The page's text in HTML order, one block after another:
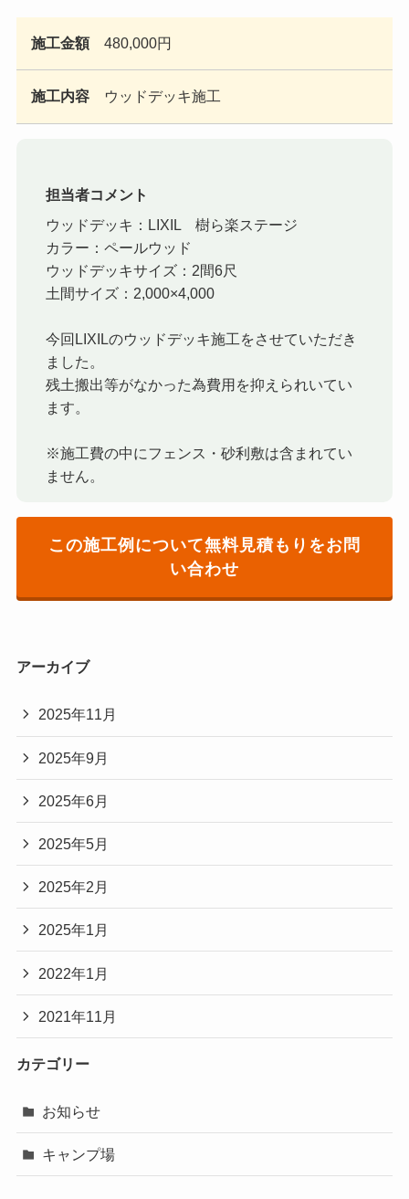
施工金額 480,000円
施工内容 ウッドデッキ施工
担当者コメント
ウッドデッキ：LIXIL 樹ら楽ステージ
カラー：ペールウッド
ウッドデッキサイズ：2間6尺
土間サイズ：2,000×4,000
今回LIXILのウッドデッキ施工をさせていただき
ました。
残土搬出等がなかった為費用を抑えられいてい
ます。
※施工費の中にフェンス・砂利敷は含まれてい
ません。
この施工例について無料見積もりをお問
い合わせ
アーカイブ
2025年11月
2025年9月
2025年6月
2025年5月
2025年2月
2025年1月
2022年1月
2021年11月
カテゴリー
お知らせ
キャンプ場